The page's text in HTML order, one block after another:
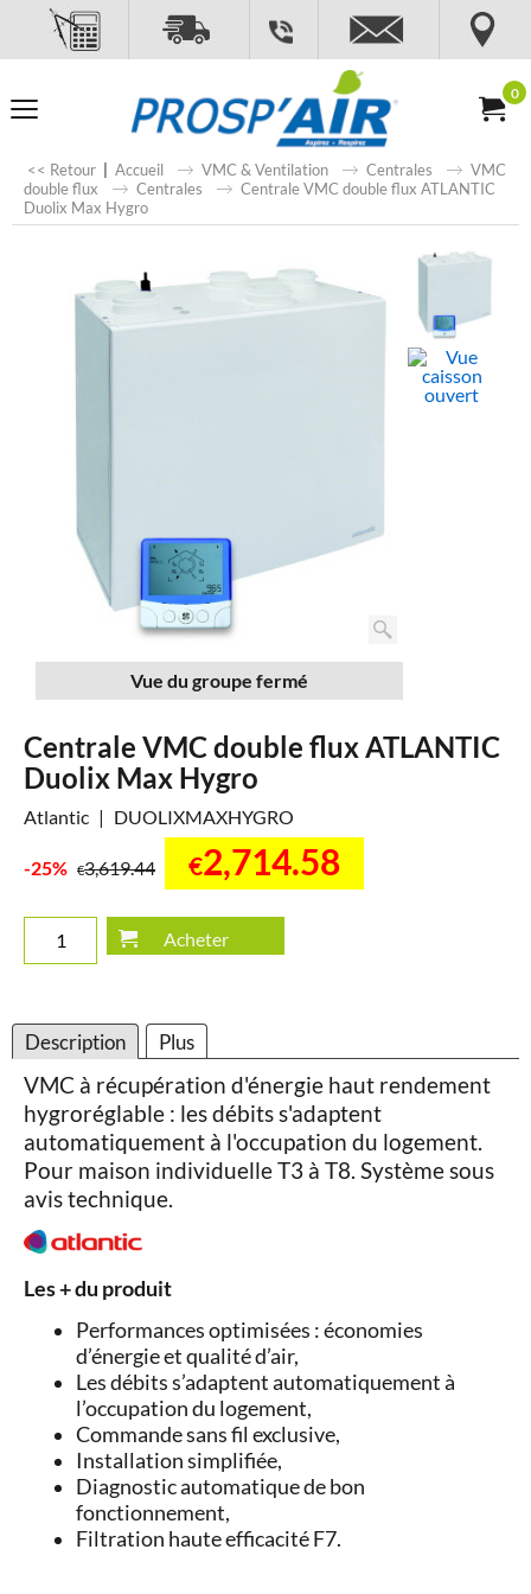
0
<< Retour | Accueil VMC & Ventilation Centrales
VMC
double flux
Centrales
Centrale VMC double flux ATLANTIC
Duolix Max Hygro
Vue du groupe fermé
Centrale VMC double flux ATLANTIC
Duolix Max Hygro
Atlantic DUOLIXMAXHYGRO
-25% €3,619.44 €2,714.58
Acheter
Description Plus
VMC à récupération d'énergie haut rendement
hygroréglable : les débits s'adaptent
automatiquement à l'occupation du logement.
Pour maison individuelle T3 à T8. Système sous
avis technique.
Les + du produit
Performances optimisées : économies
d’énergie et qualité d’air,
Les débits s’adaptent automatiquement à
l’occupation du logement,
Commande sans fil exclusive,
Installation simplifiée,
Diagnostic automatique de bon
fonctionnement,
Filtration haute efficacité F7.